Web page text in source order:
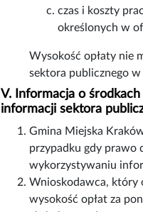
czas i koszty
określonych w
Wysokość opłaty nie
sektora publicznego
V. Informacja o
informacji sektora
Gmina Miejska
przypadku gdy prawo
wykorzystywaniu
Wnioskodawca, który
wysokość opłat za